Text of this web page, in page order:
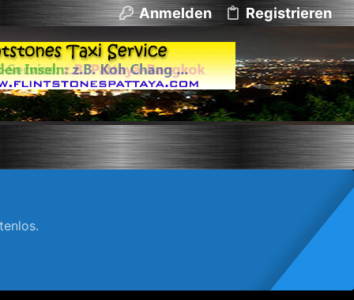
Anmelden Registrieren